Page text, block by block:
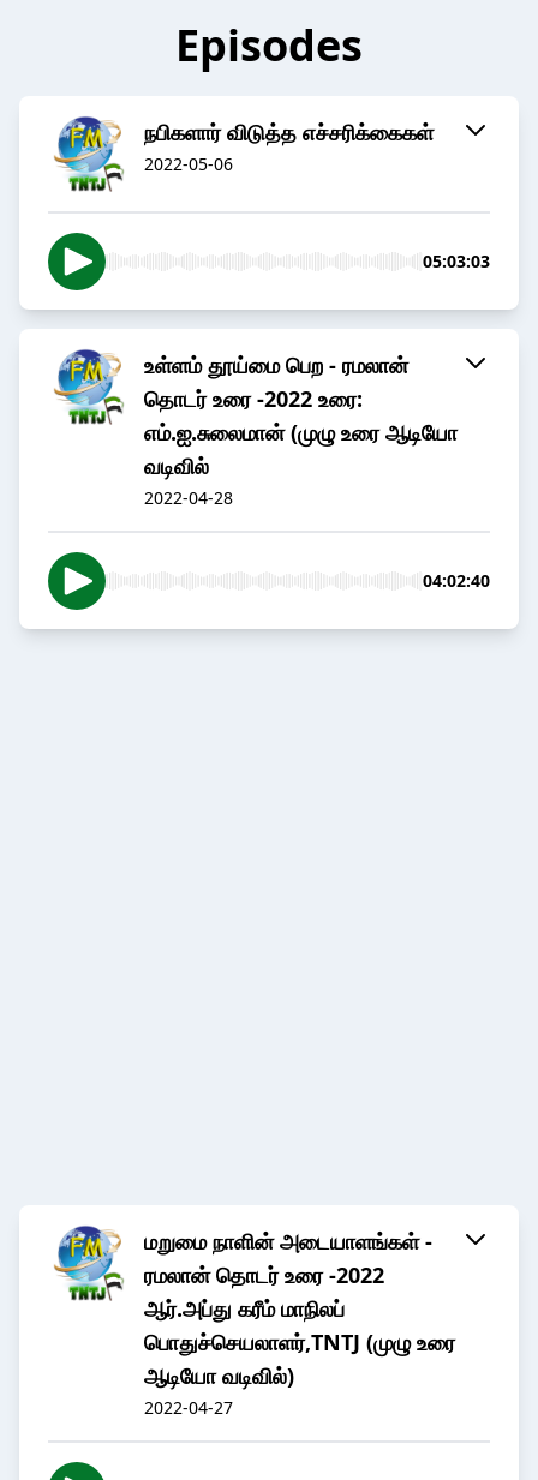
Episodes
நபிகளார் விடுத்த எச்சரிக்கைகள்
2022-05-06
05:03:03
உள்ளம் தூய்மை பெற - ரமலான்
தொடர் உரை -2022 உரை:
எம்.ஐ.சுலைமான் (முழு உரை ஆடியோ
வடிவில்
2022-04-28
04:02:40
மறுமை நாளின் அடையாளங்கள் -
ரமலான் தொடர் உரை -2022
ஆர்.அப்து கரீம் மாநிலப்
பொதுச்செயலாளர்,TNTJ (முழு உரை
ஆடியோ வடிவில்)
2022-04-27